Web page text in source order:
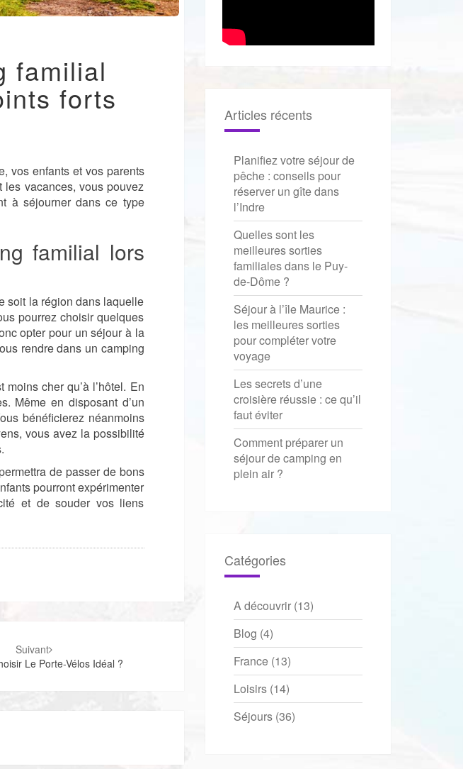
familial
forts
vos enfants et vos parents
vacances, vous pouvez
à séjourner dans ce type
familial lors
soit la région dans laquelle
pourrez choisir quelques
opter pour un séjour à la
rendre dans un camping
cher qu’à l’hôtel. En
Même en disposant d’un
bénéficierez néanmoins
vous avez la possibilité
de passer de bons
pourront expérimenter
et de souder vos liens
Suivant
Le Porte-Vélos Idéal ?
Articles récents
Planifiez votre séjour de
pêche : conseils pour
réserver un gîte dans
l’Indre
Quelles sont les
meilleures sorties
familiales dans le Puy-
de-Dôme ?
Séjour à l’île Maurice :
les meilleures sorties
pour compléter votre
voyage
Les secrets d’une
croisière réussie : ce qu’il
faut éviter
Comment préparer un
séjour de camping en
plein air ?
Catégories
A découvrir(13)
Blog (4)
France(13)
Loisirs(14)
Séjours(36)